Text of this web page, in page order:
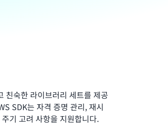
친숙한 라이브러리 세트를 제공
SDK는 자격 증명 관리, 재시
기 고려 사항을 지원합니다.